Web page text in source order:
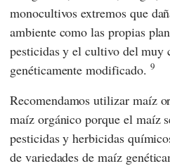
monocultivos extremos que
ambiente como las propias
pesticidas y el cultivo del muy
genéticamente modificado. 9
Recomendamos utilizar maíz
maíz orgánico porque el maíz
pesticidas y herbicidas
de variedades de maíz